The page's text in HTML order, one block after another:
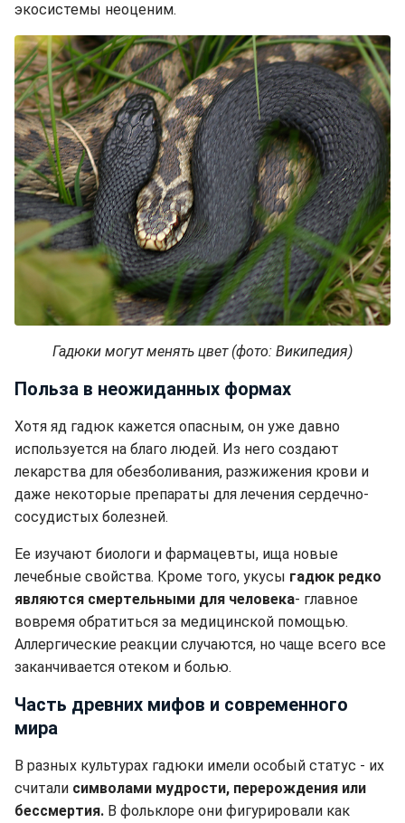
экосистемы неоценим.
Гадюки могут менять цвет (фото: Википедия)
Польза в неожиданных формах
Хотя яд гадюк кажется опасным, он уже давно
используется на благо людей. Из него создают
лекарства для обезболивания, разжижения крови и
даже некоторые препараты для лечения сердечно-
сосудистых болезней.
Ее изучают биологи и фармацевты, ища новые
лечебные свойства. Кроме того, укусы гадюк редко
являются смертельными для человека- главное
вовремя обратиться за медицинской помощью.
Аллергические реакции случаются, но чаще всего все
заканчивается отеком и болью.
Часть древних мифов и современного
мира
В разных культурах гадюки имели особый статус - их
считали символами мудрости, перерождения или
бессмертия. В фольклоре они фигурировали как